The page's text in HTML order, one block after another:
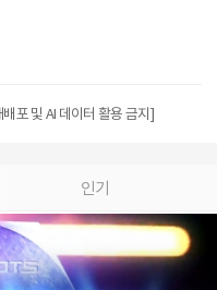
포 및 AI 데이터 활용 금지]
인기